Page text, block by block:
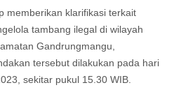
memberikan klarifikasi terkait
tambang ilegal di wilayah
Gandrungmangu,
tersebut dilakukan pada hari
sekitar pukul 15.30 WIB.